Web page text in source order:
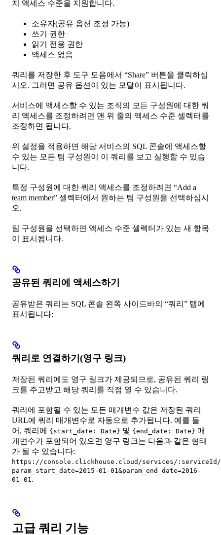
지 액세스 수준을 지원합니다.
소유자(공유 옵션 조정 가능)
쓰기 권한
읽기 전용 권한
액세스 없음
쿼리를 저장한 후 도구 모음에서 “Share” 버튼을 클릭하십
시오. 그러면 공유 옵션이 있는 모달이 표시됩니다.
서비스에 액세스할 수 있는 조직의 모든 구성원에 대한 쿼
리 액세스를 조정하려면 맨 위 줄의 액세스 수준 셀렉터를
조정하면 됩니다.
위 설정을 적용하면 해당 서비스의 SQL 콘솔에 액세스할
수 있는 모든 팀 구성원이 이 쿼리를 보고 실행할 수 있습
니다.
특정 구성원에 대한 쿼리 액세스를 조정하려면 “Add a
team member” 셀렉터에서 원하는 팀 구성원을 선택하십시
오.
팀 구성원을 선택하면 액세스 수준 셀렉터가 있는 새 항목
이 표시됩니다.
공유된 쿼리에 액세스하기
공유받은 쿼리는 SQL 콘솔 왼쪽 사이드바의 “쿼리” 탭에
표시됩니다:
쿼리로 연결하기(영구 링크)
저장된 쿼리에도 영구 링크가 제공되므로, 공유된 쿼리 링
크를 주고받고 해당 쿼리를 직접 열 수 있습니다.
쿼리에 포함될 수 있는 모든 매개변수 값은 저장된 쿼리
URL에 쿼리 매개변수로 자동으로 추가됩니다. 예를 들
어, 쿼리에
{start_date: Date} 및 {end_date: Date} 매
개변수가 포함되어 있으면 영구 링크는 다음과 같은 형태
가 될 수 있습니다:
https://console.clickhouse.cloud/services/:serviceId/
param_start_date=2015-01-01&param_end_date=2016-
01-01 .
고급 쿼리 기능